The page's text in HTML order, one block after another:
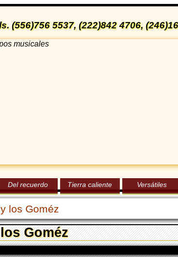
(556)756 5537, (222)842 4706,
Del recuerdo Tierra caliente Versátiles
los Goméz
Goméz